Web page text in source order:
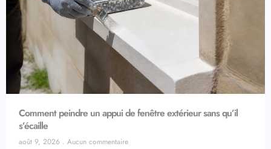
Comment peindre un appui de fenêtre extérieur sans qu’il
s’écaille
août 9, 2026 Aucun commentaire